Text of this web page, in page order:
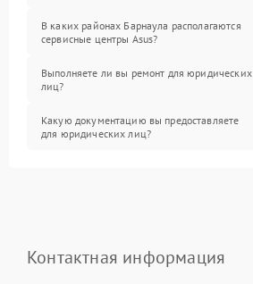
В каких районах Барнаула располагаются
сервисные центры Asus?
Выполняете ли вы ремонт для юридических
лиц?
Какую документацию вы предоставляете
для юридических лиц?
Контактная информация